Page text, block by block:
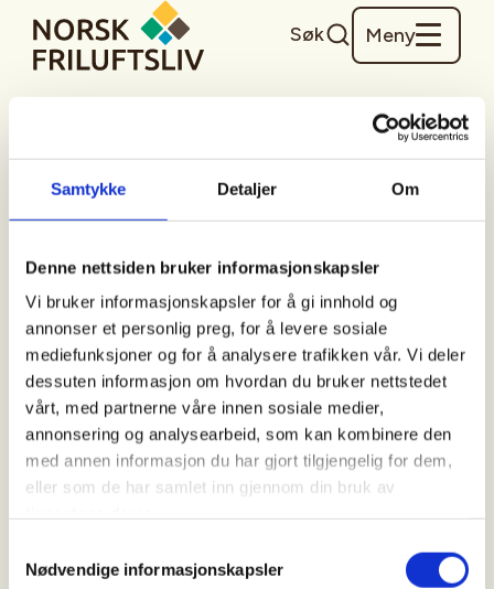
Samtykke Detaljer Om
Denne nettsiden bruker informasjonskapsler
Vi bruker informasjonskapsler for å gi innhold og
annonser et personlig preg, for å levere sosiale
mediefunksjoner og for å analysere trafikken vår. Vi deler
dessuten informasjon om hvordan du bruker nettstedet
vårt, med partnerne våre innen sosiale medier,
annonsering og analysearbeid, som kan kombinere den
med annen informasjon du har gjort tilgjengelig for dem,
eller som de har samlet inn gjennom din bruk av
Nødvendige informasjonskapsler
Søk Meny
Logg inn
Passord (påkrevd)
Glemt passord?
Logg inn